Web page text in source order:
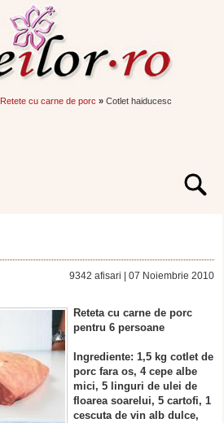
Retete cu carne de porc » Cotlet haiducesc
9342 afisari | 07 Noiembrie 2010
Reteta cu carne de porc
pentru 6 persoane
Ingrediente: 1,5 kg cotlet de
porc fara os, 4 cepe albe
mici, 5 linguri de ulei de
floarea soarelui, 5 cartofi, 1
cescuta de vin alb dulce,